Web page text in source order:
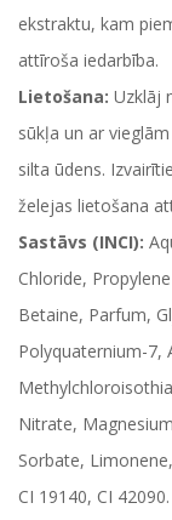
ekstraktu, kam
attīroša iedarbība.
Lietošana: Uzklāj
sūkļa un ar
silta ūdens.
želejas lietošana
Sastāvs (INCI):
Chloride,
Betaine, Parfum,
Polyquaternium-7,
Nitrate,
Sorbate,
CI 19140, CI 42090.